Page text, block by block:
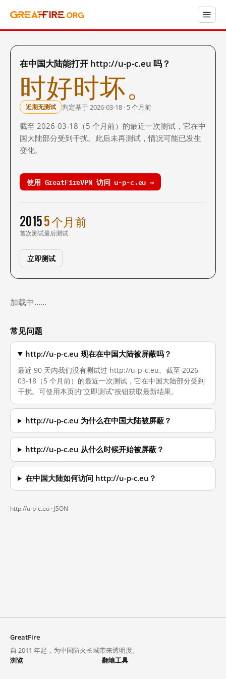
在中国大陆能打开 http://u-p-c.eu 吗？
时好时坏。
近期无测试 判定基于 2026-03-18 · 5 个月前
截至 2026-03-18（5 个月前）的最近一次测试，它在中
国大陆部分受到干扰。此后未再测试，情况可能已发生
变化。
使用 GreatFireVPN 访问 u-p-c.eu →
2015
首次测试
5 个月前
最后测试
立即测试
加载中……
常见问题
http://u-p-c.eu 现在在中国大陆被屏蔽吗？
最近 90 天内我们没有测试过 http://u-p-c.eu。截至 2026-
03-18（5 个月前）的最近一次测试，它在中国大陆部分受到
干扰。可使用本页的“立即测试”按钮获取最新结果。
http://u-p-c.eu 为什么在中国大陆被屏蔽？
http://u-p-c.eu 从什么时候开始被屏蔽？
在中国大陆如何访问 http://u-p-c.eu？
http://u-p-c.eu · JSON
GreatFire
自 2011 年起，为中国防火长城带来透明度。
浏览
翻墙工具